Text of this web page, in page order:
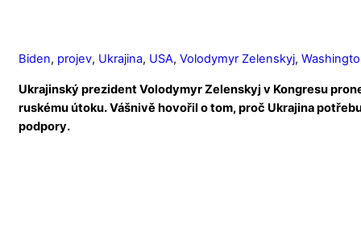
Biden, projev, Ukrajina, USA, Volodymyr Zelenskyj,
Ukrajinský prezident Volodymyr Zelenskyj v Kongresu
ruskému útoku. Vášnivě hovořil o tom, proč Ukrajina
podpory.